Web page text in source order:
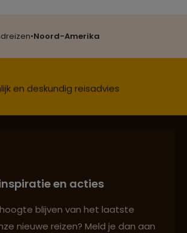
•Noord-Amerika
en deskundig reisadvies
reisroutes
en acties
blijven van het laatste
nieuwe reizen? Meld je dan aan